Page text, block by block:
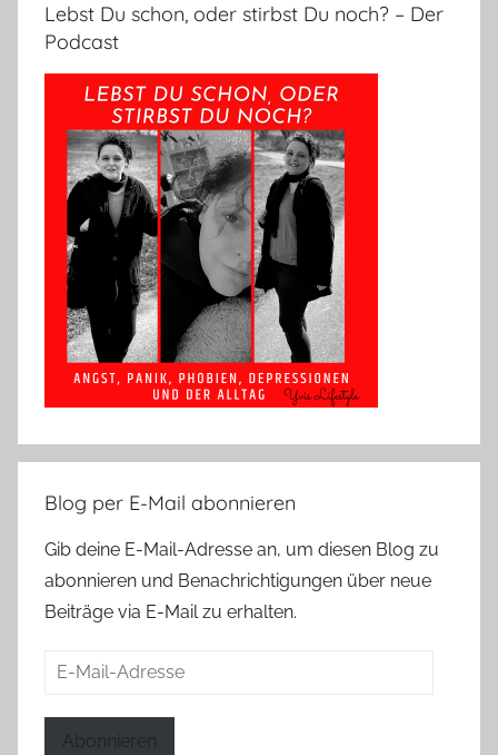
Lebst Du schon, oder stirbst Du noch? – Der
Podcast
Blog per E-Mail abonnieren
Gib deine E-Mail-Adresse an, um diesen Blog zu
abonnieren und Benachrichtigungen über neue
Beiträge via E-Mail zu erhalten.
E-
Abonnieren